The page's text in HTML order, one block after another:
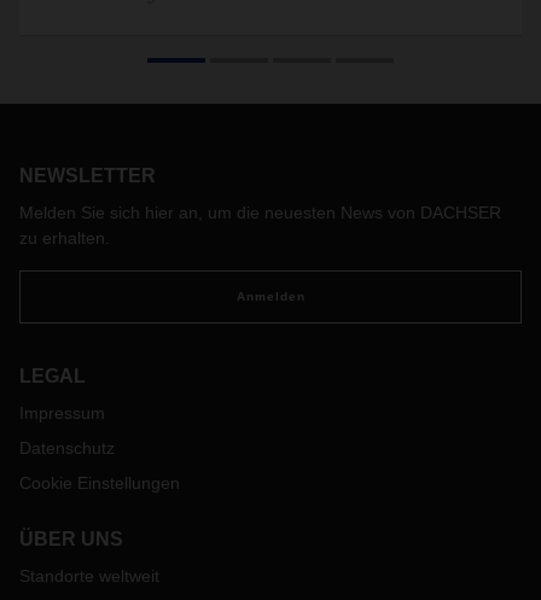
NEWSLETTER
Melden Sie sich hier an, um die neuesten News von DACHSER
zu erhalten.
Anmelden
LEGAL
Impressum
Datenschutz
Cookie Einstellungen
ÜBER UNS
Standorte weltweit